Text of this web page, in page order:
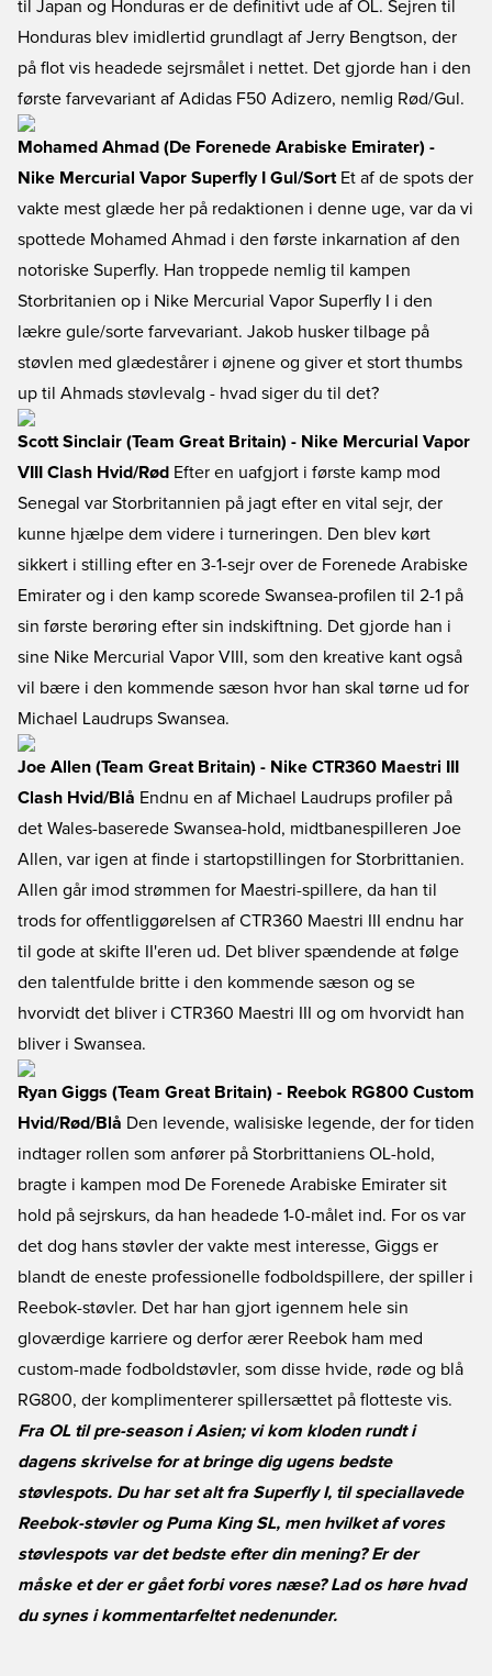
til Japan og Honduras er de definitivt ude af OL. Sejren til
Honduras blev imidlertid grundlagt af Jerry Bengtson, der
på flot vis headede sejrsmålet i nettet. Det gjorde han i den
første farvevariant af Adidas F50 Adizero, nemlig Rød/Gul.
Mohamed Ahmad (De Forenede Arabiske Emirater) -
Nike Mercurial Vapor Superfly I Gul/Sort Et af de spots der
vakte mest glæde her på redaktionen i denne uge, var da vi
spottede Mohamed Ahmad i den første inkarnation af den
notoriske Superfly. Han troppede nemlig til kampen
Storbritanien op i Nike Mercurial Vapor Superfly I i den
lækre gule/sorte farvevariant. Jakob husker tilbage på
støvlen med glædestårer i øjnene og giver et stort thumbs
up til Ahmads støvlevalg - hvad siger du til det?
Scott Sinclair (Team Great Britain) - Nike Mercurial Vapor
VIII Clash Hvid/Rød Efter en uafgjort i første kamp mod
Senegal var Storbritannien på jagt efter en vital sejr, der
kunne hjælpe dem videre i turneringen. Den blev kørt
sikkert i stilling efter en 3-1-sejr over de Forenede Arabiske
Emirater og i den kamp scorede Swansea-profilen til 2-1 på
sin første berøring efter sin indskiftning. Det gjorde han i
sine Nike Mercurial Vapor VIII, som den kreative kant også
vil bære i den kommende sæson hvor han skal tørne ud for
Michael Laudrups Swansea.
Joe Allen (Team Great Britain) - Nike CTR360 Maestri III
Clash Hvid/Blå Endnu en af Michael Laudrups profiler på
det Wales-baserede Swansea-hold, midtbanespilleren Joe
Allen, var igen at finde i startopstillingen for Storbrittanien.
Allen går imod strømmen for Maestri-spillere, da han til
trods for offentliggørelsen af CTR360 Maestri III endnu har
til gode at skifte II'eren ud. Det bliver spændende at følge
den talentfulde britte i den kommende sæson og se
hvorvidt det bliver i CTR360 Maestri III og om hvorvidt han
bliver i Swansea.
Ryan Giggs (Team Great Britain) - Reebok RG800 Custom
Hvid/Rød/Blå Den levende, walisiske legende, der for tiden
indtager rollen som anfører på Storbrittaniens OL-hold,
bragte i kampen mod De Forenede Arabiske Emirater sit
hold på sejrskurs, da han headede 1-0-målet ind. For os var
det dog hans støvler der vakte mest interesse, Giggs er
blandt de eneste professionelle fodboldspillere, der spiller i
Reebok-støvler. Det har han gjort igennem hele sin
gloværdige karriere og derfor ærer Reebok ham med
custom-made fodboldstøvler, som disse hvide, røde og blå
RG800, der komplimenterer spillersættet på flotteste vis.
Fra OL til pre-season i Asien; vi kom kloden rundt i
dagens skrivelse for at bringe dig ugens bedste
støvlespots. Du har set alt fra Superfly I, til speciallavede
Reebok-støvler og Puma King SL, men hvilket af vores
støvlespots var det bedste efter din mening? Er der
måske et der er gået forbi vores næse? Lad os høre hvad
du synes i kommentarfeltet nedenunder.